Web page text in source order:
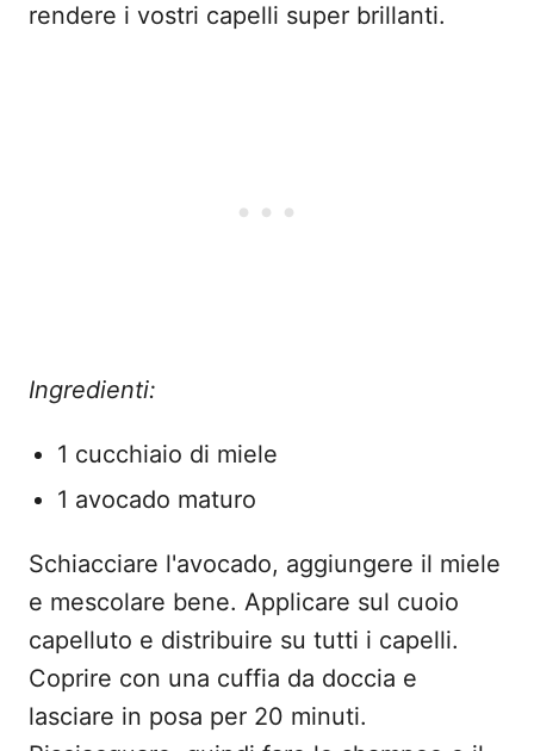
rendere i vostri capelli super brillanti.
Ingredienti:
1 cucchiaio di miele
1 avocado maturo
Schiacciare l'avocado, aggiungere il miele
e mescolare bene. Applicare sul cuoio
capelluto e distribuire su tutti i capelli.
Coprire con una cuffia da doccia e
lasciare in posa per 20 minuti.